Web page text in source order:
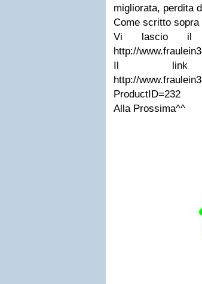
migliorata, perdita
Come scritto
Vi lascio il
http://
Il link
http://
ProductID=232
Alla Prossima^^